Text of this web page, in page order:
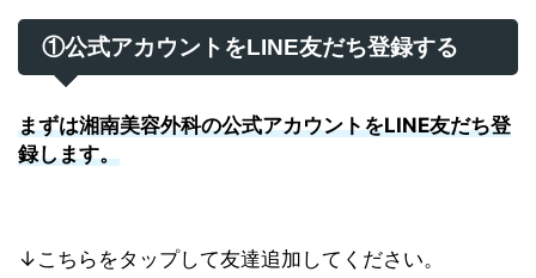
①公式アカウントをLINE友だち登録する
まずは湘南美容外科の公式アカウントをLINE友だち登
録します。
↓こちらをタップして友達追加してください。